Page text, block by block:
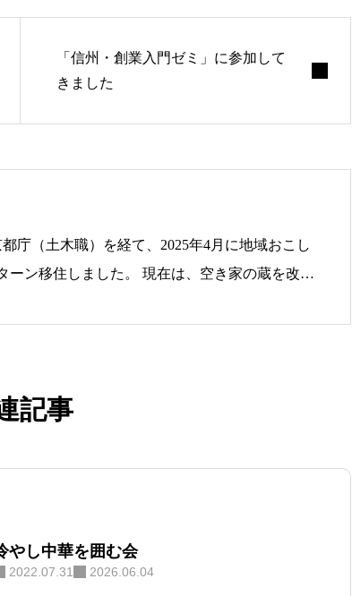
ブログ
「信州・創業入門ゼミ」に参加して
きました
庁（土木職）を経て、2025年4月に地域おこし
た。 現在は、空き家の蔵を改装
記事
やし中華を囲む会
2022.07.31 2026.06.04